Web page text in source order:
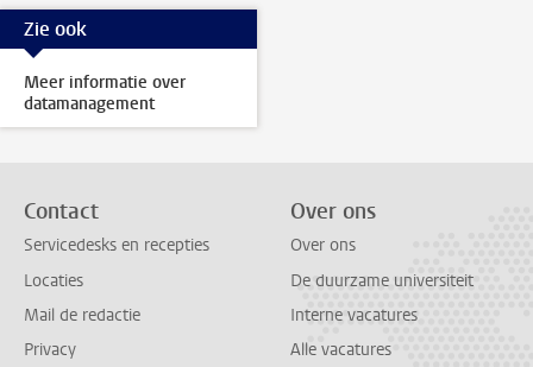
Zie ook
Meer informatie over
datamanagement
Contact
Servicedesks en recepties
Locaties
Mail de redactie
Privacy
Over ons
Over ons
De duurzame universiteit
Interne vacatures
Alle vacatures